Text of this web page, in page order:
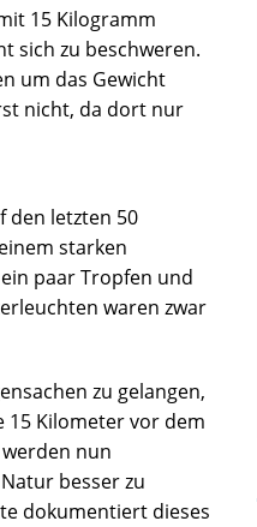
15 Kilogramm
sich zu beschweren.
um das Gewicht
nicht, da dort nur
den letzten 50
starken
paar Tropfen und
waren zwar
zu gelangen,
15 Kilometer vor dem
nun
besser zu
dokumentiert dieses